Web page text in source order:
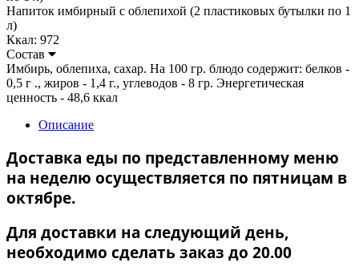
Напиток имбирный с облепихой (2 пластиковых бутылки по 1
л)
Ккал: 972
Состав
Имбирь, облепиха, сахар. На 100 гр. блюдо содержит: белков -
0,5 г ., жиров - 1,4 г., углеводов - 8 гр. Энергетическая
ценность - 48,6 ккал
Описание
Доставка еды по представленному меню
на неделю осуществляется по пятницам в
октябре.
Для доставки на следующий день,
необходимо сделать заказ до 20.00